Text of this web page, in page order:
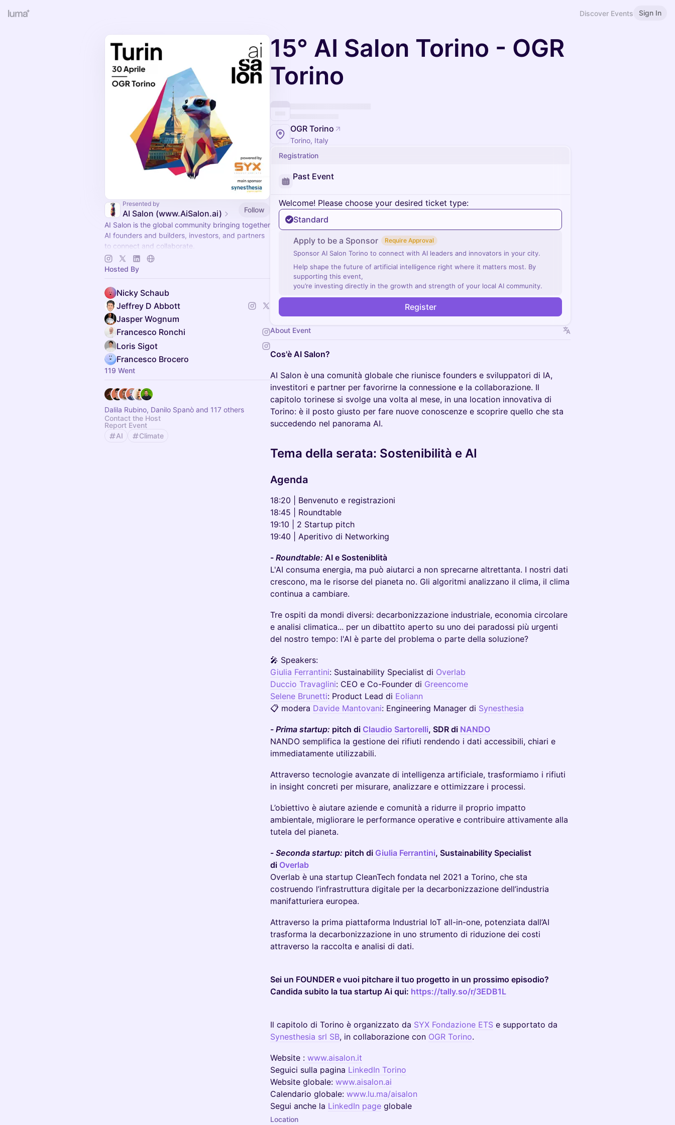
Discover Events Sign In
Presented by
AI Salon (www.AiSalon.ai)
Follow
AI Salon is the global community bringing together
AI founders and builders, investors, and partners
to connect and collaborate.
Decentralized, chapter-based. Launch a chapter
in your city!
Hosted By
Nicky Schaub
Jeffrey D Abbott
Jasper Wognum
Francesco Ronchi
Loris Sigot
Francesco Brocero
119 Went
Dalila Rubino, Danilo Spanò and 117 others
Contact the Host
Report Event
AI
Climate
15° AI Salon Torino - OGR
Torino
OGR Torino
Torino, Italy
Registration
Past Event
Welcome! Please choose your desired ticket type:
Standard
Apply to be a Sponsor Require Approval
Sponsor AI Salon Torino to connect with AI leaders and innovators in your city.
Help shape the future of artificial intelligence right where it matters most. By
supporting this event,
you’re investing directly in the growth and strength of your local AI community.
Register
About Event
Cos'è AI Salon?
AI Salon è una comunità globale che riunisce founders e sviluppatori di IA,
investitori e partner per favorirne la connessione e la collaborazione. Il
capitolo torinese si svolge una volta al mese, in una location innovativa di
Torino: è il posto giusto per fare nuove conoscenze e scoprire quello che sta
succedendo nel panorama AI.
Tema della serata: Sostenibilità e AI
Agenda
​​​​​​18:20 | Benvenuto e registrazioni
18:45 | Roundtable
19:10 | 2 Startup pitch
19:40 | Aperitivo di Networking
- Roundtable: AI e Sosteniblità
L'AI consuma energia, ma può aiutarci a non sprecarne altrettanta. I nostri dati
crescono, ma le risorse del pianeta no. Gli algoritmi analizzano il clima, il clima
continua a cambiare.
Tre ospiti da mondi diversi: decarbonizzazione industriale, economia circolare
e analisi climatica... per un dibattito aperto su uno dei paradossi più urgenti
del nostro tempo: l'AI è parte del problema o parte della soluzione?
🎤 Speakers:
Giulia Ferrantini: Sustainability Specialist di Overlab
Duccio Travaglini: CEO e Co-Founder di Greencome
Selene Brunetti: Product Lead di Eoliann
📋 modera Davide Mantovani: Engineering Manager di Synesthesia
- Prima startup: pitch di Claudio Sartorelli, SDR di NANDO
NANDO semplifica la gestione dei rifiuti rendendo i dati accessibili, chiari e
immediatamente utilizzabili.
Attraverso tecnologie avanzate di intelligenza artificiale, trasformiamo i rifiuti
in insight concreti per misurare, analizzare e ottimizzare i processi.
L’obiettivo è aiutare aziende e comunità a ridurre il proprio impatto
ambientale, migliorare le performance operative e contribuire attivamente alla
tutela del pianeta.
- Seconda startup: pitch di Giulia Ferrantini, Sustainability Specialist
di Overlab
Overlab è una startup CleanTech fondata nel 2021 a Torino, che sta
costruendo l’infrastruttura digitale per la decarbonizzazione dell’industria
manifatturiera europea.
Attraverso la prima piattaforma Industrial IoT all-in-one, potenziata dall’AI
trasforma la decarbonizzazione in uno strumento di riduzione dei costi
attraverso la raccolta e analisi di dati.
Sei un FOUNDER e vuoi pitchare il tuo progetto in un prossimo episodio?
Candida subito la tua startup Ai qui: https://tally.so/r/3EDB1L
Il capitolo di Torino è organizzato da SYX Fondazione ETS e supportato da
Synesthesia srl SB, in collaborazione con OGR Torino.
​​​​Website : www.aisalon.it
Seguici sulla pagina LinkedIn Torino
​​​​Website globale: www.aisalon.ai
​​​Calendario globale: www.lu.ma/aisalon
​​​Segui anche la LinkedIn page globale
Location